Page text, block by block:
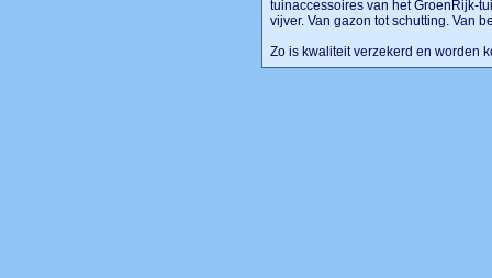
tuinaccessoires van het GroenRijk-
vijver. Van gazon tot schutting. Van
Zo is kwaliteit verzekerd en worden